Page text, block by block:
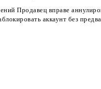
Продавец вправе
аккаунт без
Уход за вещами
Доставка и оплата